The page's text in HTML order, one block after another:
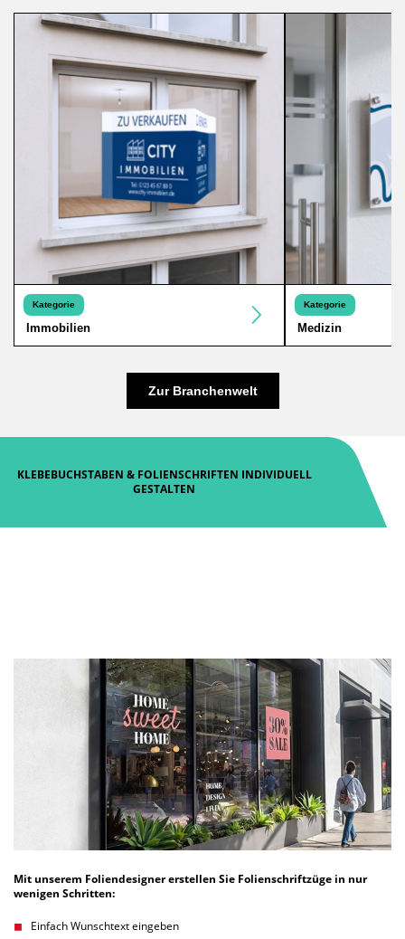
Kategorie
Immobilien
Kategorie
Medizin
Zur Branchenwelt
KLEBEBUCHSTABEN & FOLIENSCHRIFTEN INDIVIDUELL
GESTALTEN
Mit unserem Foliendesigner erstellen Sie Folienschriftzüge in nur
wenigen Schritten:
Einfach Wunschtext eingeben